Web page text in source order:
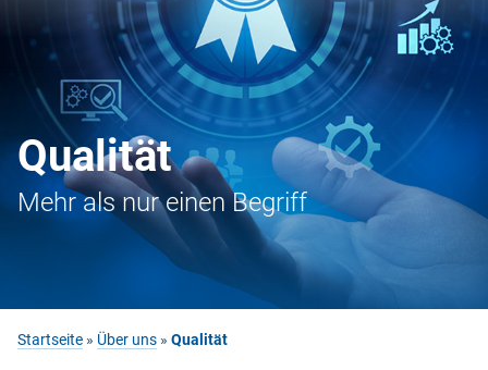
Qualität
Mehr als nur einen Begriff
Startseite » Über uns » Qualität